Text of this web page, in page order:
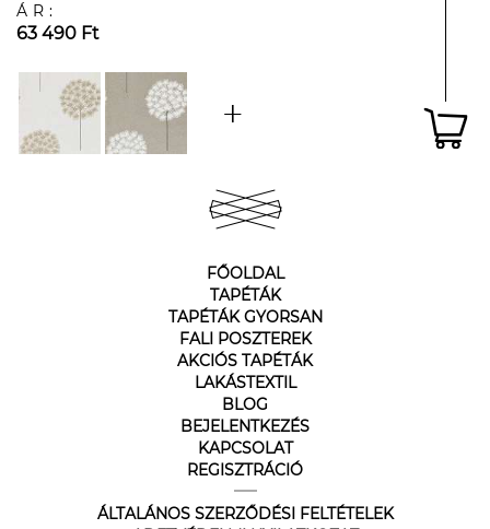
ÁR:
63 490 Ft
FŐOLDAL
TAPÉTÁK
TAPÉTÁK GYORSAN
FALI POSZTEREK
AKCIÓS TAPÉTÁK
LAKÁSTEXTIL
BLOG
BEJELENTKEZÉS
KAPCSOLAT
REGISZTRÁCIÓ
ÁLTALÁNOS SZERZŐDÉSI FELTÉTELEK